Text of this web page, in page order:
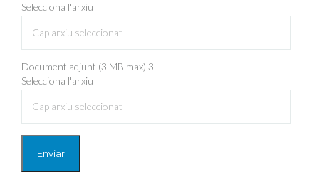
Selecciona l'arxiu
Cap arxiu seleccionat
Document adjunt (3 MB max) 3
Selecciona l'arxiu
Cap arxiu seleccionat
Enviar